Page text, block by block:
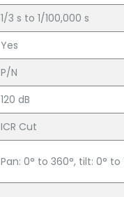
1/3 s to 1/100,000 s
Yes
P/N
120 dB
ICR Cut
Pan: 0° to 360°, tilt: 0°